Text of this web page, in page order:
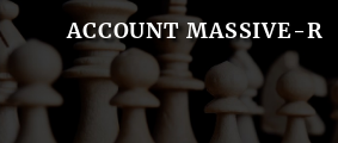
ACCOUNT MASSIVE-R